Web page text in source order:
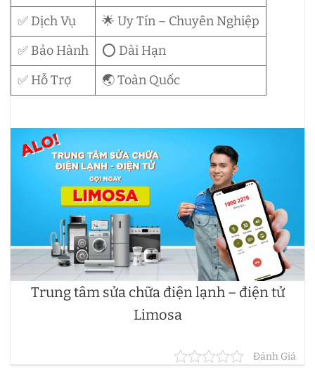
✅ Dịch Vụ
🌟 Uy Tín – Chuyên Nghiệp
✅ Bảo Hành
⭕ Dài Hạn
✅ Hỗ Trợ
🌏 Toàn Quốc
Trung tâm sửa chữa điện lạnh – điện tử
Limosa
Đánh Giá